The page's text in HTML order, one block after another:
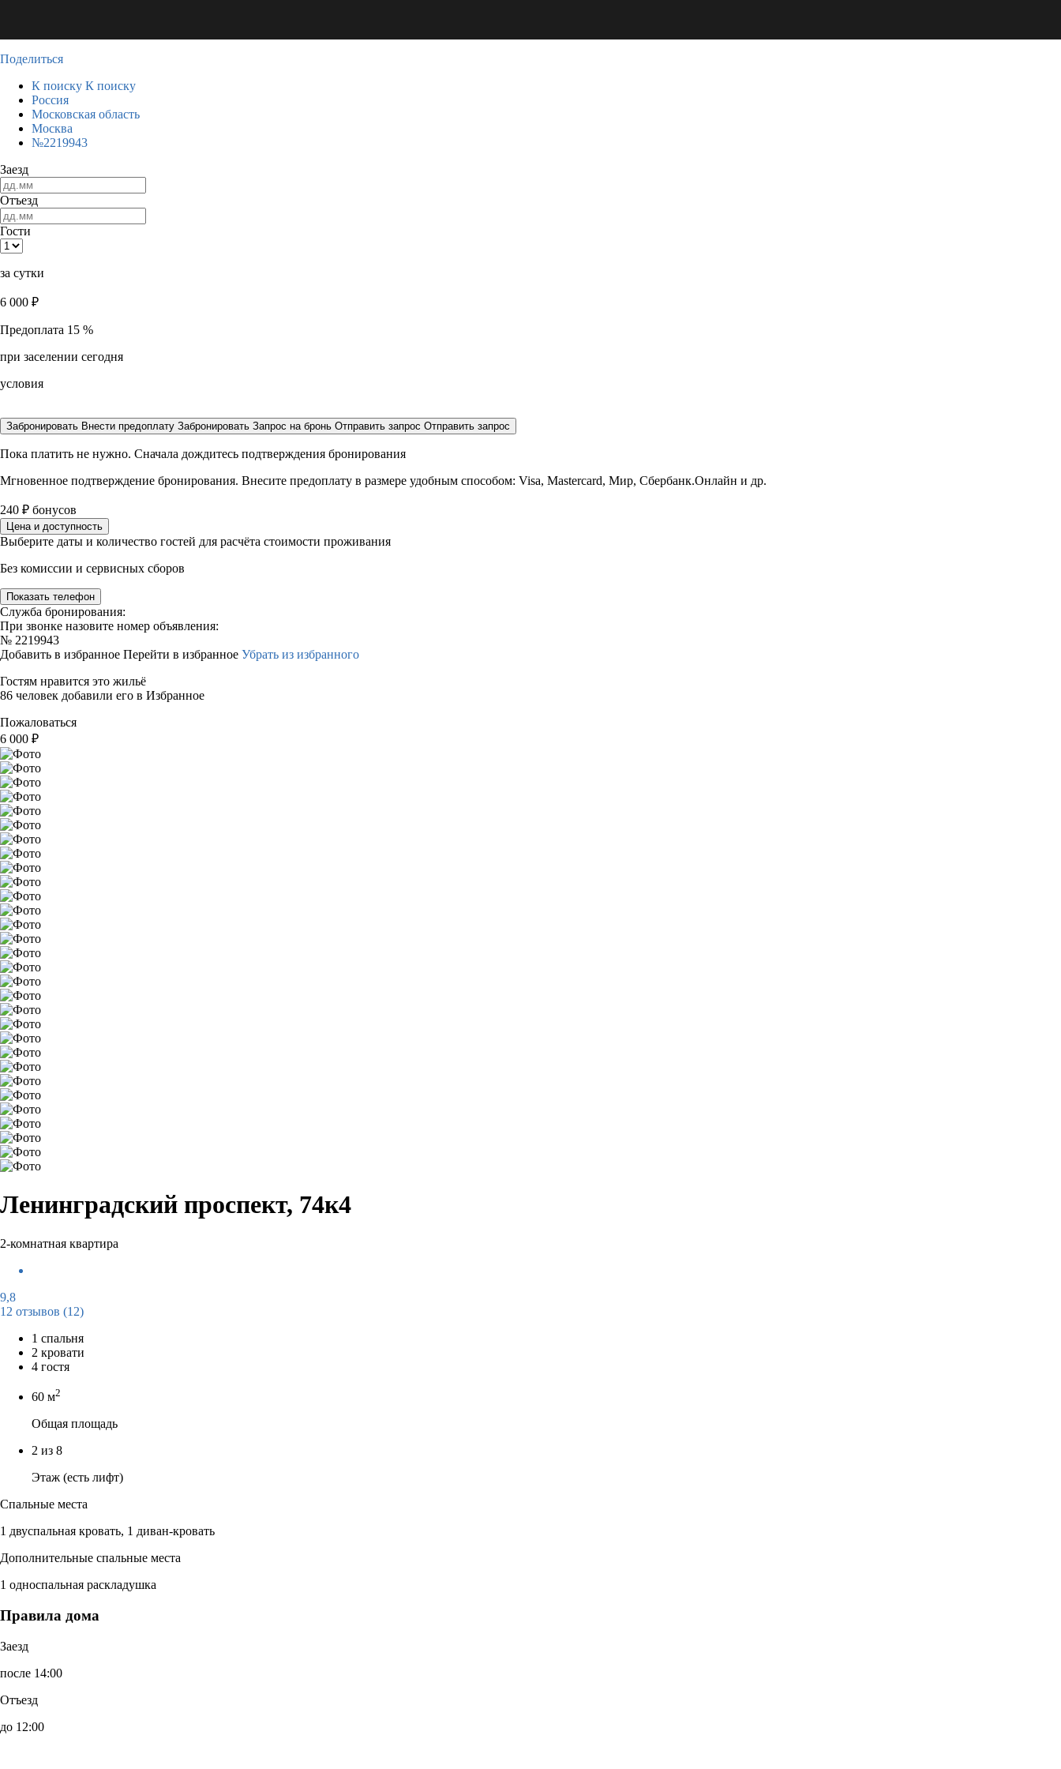
Поделиться
К поиску К поиску
Россия
Московская область
Москва
№2219943
Заезд
Отъезд
Гости
за сутки
6 000 ₽
Предоплата 15 %
при заселении сегодня
условия
Забронировать Внести предоплату Забронировать Запрос на бронь Отправить запрос Отправить запрос
Пока платить не нужно. Сначала дождитесь подтверждения бронирования
Мгновенное подтверждение бронирования. Внесите предоплату в размере удобным способом: Visa, Mastercard, Мир, Сбербанк.Онлайн и др.
240 ₽ бонусов
Цена и доступность
Выберите даты и количество гостей для расчёта стоимости проживания
Без комиссии и сервисных сборов
Показать телефон
Служба бронирования:
При звонке назовите номер объявления:
№ 2219943
Добавить в избранное Перейти в избранное Убрать из избранного
Гостям нравится это жильё
86 человек добавили его в Избранное
Пожаловаться
6 000 ₽
Ленинградский проспект, 74к4
2-комнатная квартира
9,8
12 отзывов (12)
1 спальня
2 кровати
4 гостя
60 м2
Общая площадь
2 из 8
Этаж (есть лифт)
Спальные места
1 двуспальная кровать, 1 диван-кровать
Дополнительные спальные места
1 односпальная раскладушка
Правила дома
Заезд
после 14:00
Отъезд
до 12:00